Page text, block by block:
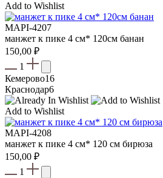
Add to Wishlist
MAPI-4207
манжет к пике 4 см* 120см банан
150,00 ₽
1
Кемерово16
Краснодар6
Add to Wishlist
MAPI-4208
манжет к пике 4 см* 120 см бирюза
150,00 ₽
1